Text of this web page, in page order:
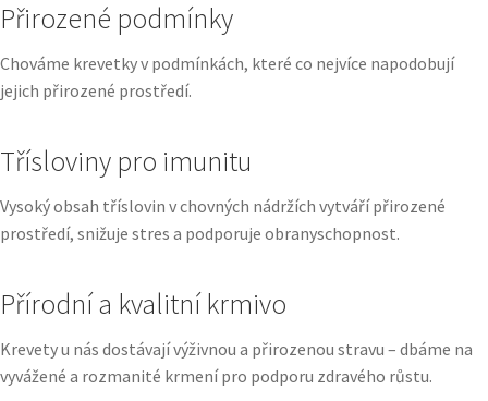
Přirozené podmínky
Chováme krevetky v podmínkách, které co nejvíce napodobují
jejich přirozené prostředí.
Třísloviny pro imunitu
Vysoký obsah tříslovin v chovných nádržích vytváří přirozené
prostředí, snižuje stres a podporuje obranyschopnost.
Přírodní a kvalitní krmivo
Krevety u nás dostávají výživnou a přirozenou stravu – dbáme na
vyvážené a rozmanité krmení pro podporu zdravého růstu.